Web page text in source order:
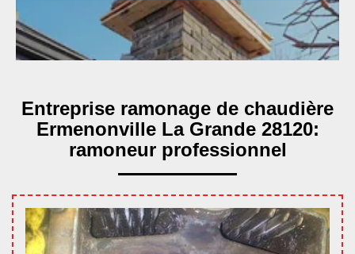
Entreprise ramonage de chaudière
Ermenonville La Grande 28120:
ramoneur professionnel